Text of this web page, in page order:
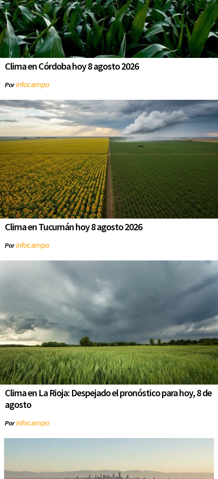
Clima en Córdoba hoy 8 agosto 2026
Porinfocampo
Clima en Tucumán hoy 8 agosto 2026
Porinfocampo
Clima en La Rioja: Despejado el pronóstico para hoy, 8 de
agosto
Porinfocampo